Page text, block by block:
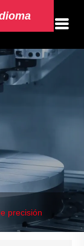
precisión